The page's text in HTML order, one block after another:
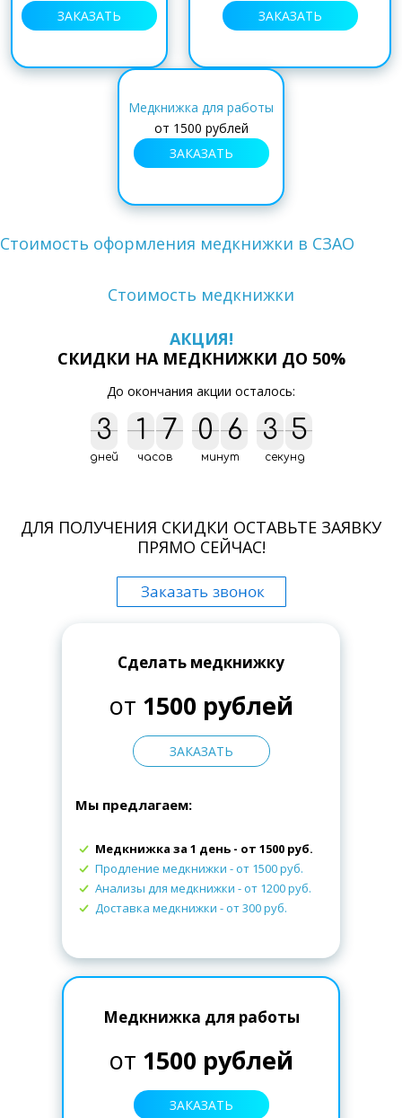
ЗАКАЗАТЬ
ЗАКАЗАТЬ
Медкнижка для работы
от 1500 рублей
ЗАКАЗАТЬ
Стоимость оформления медкнижки в СЗАО
Стоимость медкнижки
АКЦИЯ!
СКИДКИ НА МЕДКНИЖКИ ДО 50%
До окончания акции осталось:
3
3
дней
1
1 7
7
часов
0
0 6
6
минут
4
3
3
4 5
4
4
5
секунд
ДЛЯ ПОЛУЧЕНИЯ СКИДКИ ОСТАВЬТЕ ЗАЯВКУ
ПРЯМО СЕЙЧАС!
Сделать медкнижку
от 1500 рублей
ЗАКАЗАТЬ
Мы предлагаем:
Медкнижка за 1 день - от 1500 руб.
Продление медкнижки - от 1500 руб.
Анализы для медкнижки - от 1200 руб.
Доставка медкнижки - от 300 руб.
Медкнижка для работы
от 1500 рублей
ЗАКАЗАТЬ